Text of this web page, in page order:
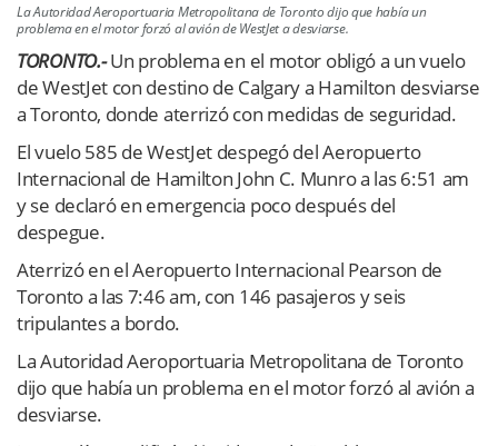
La Autoridad Aeroportuaria Metropolitana de Toronto dijo que había un
problema en el motor forzó al avión de WestJet a desviarse.
TORONTO.-Un problema en el motor obligó a un vuelo
de WestJet con destino de Calgary a Hamilton desviarse
a Toronto, donde aterrizó con medidas de seguridad.
El vuelo 585 de WestJet despegó del Aeropuerto
Internacional de Hamilton John C. Munro a las 6:51 am
y se declaró en emergencia poco después del
despegue.
Aterrizó en el Aeropuerto Internacional Pearson de
Toronto a las 7:46 am, con 146 pasajeros y seis
tripulantes a bordo.
La Autoridad Aeroportuaria Metropolitana de Toronto
dijo que había un problema en el motor forzó al avión a
desviarse.